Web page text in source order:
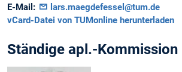
E-Mail:
lars.maegdefessel@tum.de
vCard-Datei von TUMonline herunterladen
Ständige apl.-Kommission